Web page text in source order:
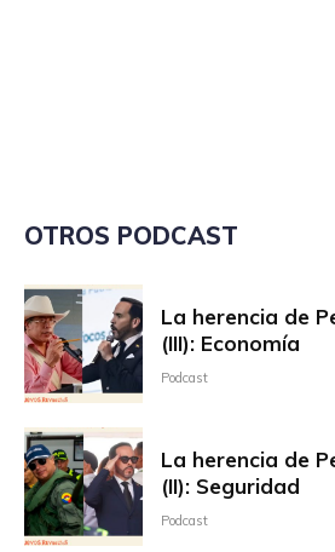
OTROS PODCAST
La herencia de
(III): Economía
Podcast
La herencia de
(II): Seguridad
Podcast